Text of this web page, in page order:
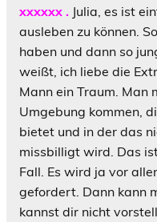
xxxxxx . Julia, es ist
ausleben zu können.
haben und dann so
weißt, ich liebe die
Mann ein Traum. Man
Umgebung kommen,
bietet und in der das
missbilligt wird. Das
Fall. Es wird ja vor
gefordert. Dann kann
kannst dir nicht